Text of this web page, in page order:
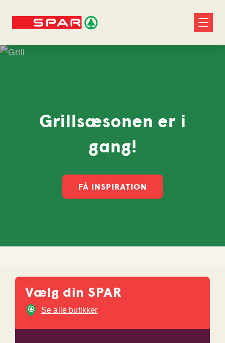
Grillsæsonen er i
gang!
FÅ INSPIRATION
Vælg din SPAR
Se alle butikker